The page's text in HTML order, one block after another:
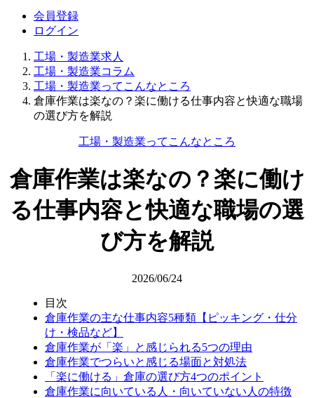
会員登録
ログイン
工場・製造業求人
工場・製造業コラム
工場・製造業ってこんなところ
倉庫作業は楽なの？楽に働ける仕事内容と快適な職場
の選び方を解説
工場・製造業ってこんなところ
倉庫作業は楽なの？楽に働け
る仕事内容と快適な職場の選
び方を解説
2026/06/24
目次
倉庫作業の主な仕事内容5種類【ピッキング・仕分
け・検品など】
倉庫作業が「楽」と感じられる5つの理由
倉庫作業でつらいと感じる場面と対処法
「楽に働ける」倉庫の選び方4つのポイント
倉庫作業に向いている人・向いていない人の特徴